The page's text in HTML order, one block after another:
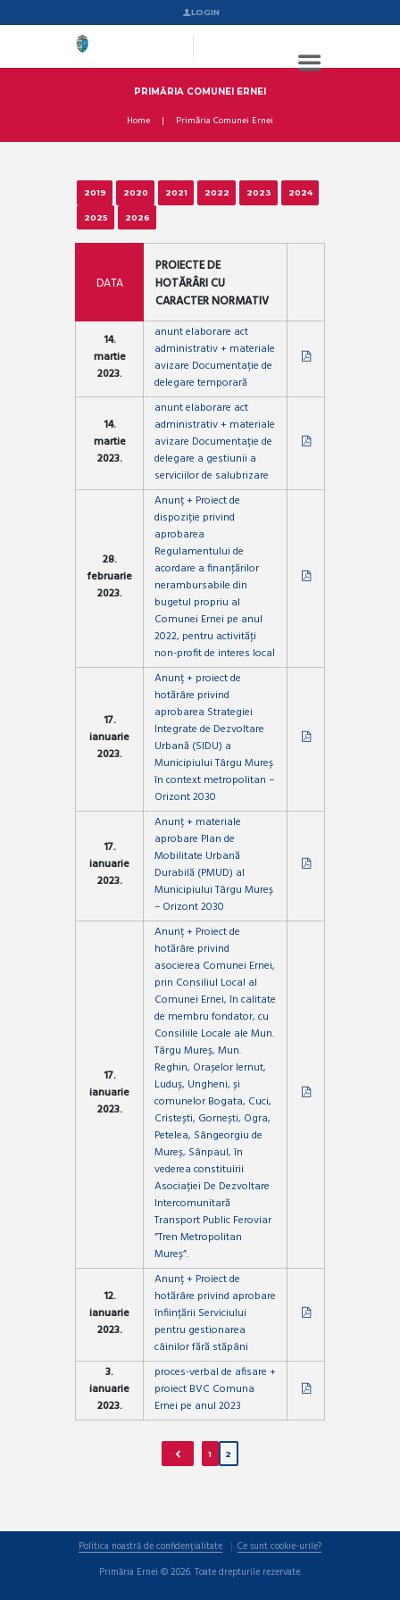
LOGIN
PRIMĂRIA COMUNEI ERNEI
Home Primăria Comunei Ernei
2019 2020 2021 2022 2023 2024
2025 2026
DATA
PROIECTE DE
HOTĂRÂRI CU
CARACTER NORMATIV
14.
martie
2023.
anunt elaborare act
administrativ + materiale
avizare Documentație de
delegare temporară
14.
martie
2023.
anunt elaborare act
administrativ + materiale
avizare Documentație de
delegare a gestiunii a
serviciilor de salubrizare
28.
februarie
2023.
Anunț + Proiect de
dispoziție privind
aprobarea
Regulamentului de
acordare a finanţărilor
nerambursabile din
bugetul propriu al
Comunei Ernei pe anul
2022, pentru activităţi
non-profit de interes local
17.
ianuarie
2023.
Anunț + proiect de
hotărâre privind
aprobarea Strategiei
Integrate de Dezvoltare
Urbană (SIDU) a
Municipiului Târgu Mureș
în context metropolitan –
Orizont 2030
17.
ianuarie
2023.
Anunț + materiale
aprobare Plan de
Mobilitate Urbană
Durabilă (PMUD) al
Municipiului Târgu Mureș
– Orizont 2030
17.
ianuarie
2023.
Anunț + Proiect de
hotărâre privind
asocierea Comunei Ernei,
prin Consiliul Local al
Comunei Ernei, în calitate
de membru fondator, cu
Consiliile Locale ale Mun.
Târgu Mureș, Mun.
Reghin, Orașelor Iernut,
Luduș, Ungheni, și
comunelor Bogata, Cuci,
Cristești, Gornești, Ogra,
Petelea, Sângeorgiu de
Mureș, Sânpaul, în
vederea constituirii
Asociației De Dezvoltare
Intercomunitară
Transport Public Feroviar
”Tren Metropolitan
Mureș”.
12.
ianuarie
2023.
Anunț + Proiect de
hotărâre privind aprobare
înființării Serviciului
pentru gestionarea
câinilor fără stăpâni
3.
ianuarie
2023.
proces-verbal de afisare +
proiect BVC Comuna
Ernei pe anul 2023
1 2
Politica noastră de confidențialitate
Ce sunt cookie-urile?
Primăria Ernei © 2026. Toate drepturile rezervate.